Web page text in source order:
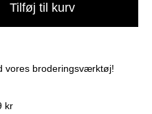
Tilføj til kurv
vores broderingsværktøj!
kr